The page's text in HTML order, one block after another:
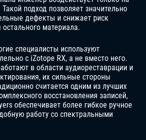
подход позволяет значительно
дефекты и снижает риск
материала.
специалисты используют
с iZotope RX, а не вместо него.
в области аудиореставрации и
их сильные стороны
считается одним из лучших
восстановления записей,
обеспечивает более гибкое ручное
работу со спектральными